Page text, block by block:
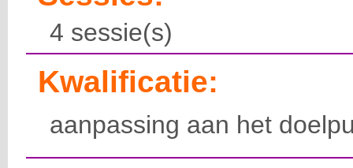
4 sessie(s)
Kwalificatie:
aanpassing aan het